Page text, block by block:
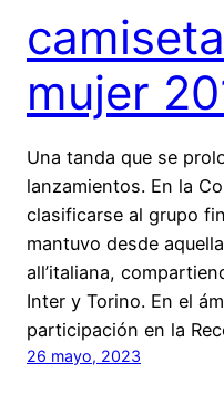
mujer
Una tanda que se
lanzamientos. En la
clasificarse al grupo
mantuvo desde
all’italiana,
Inter y Torino. En el
participación en la
26 mayo, 2023